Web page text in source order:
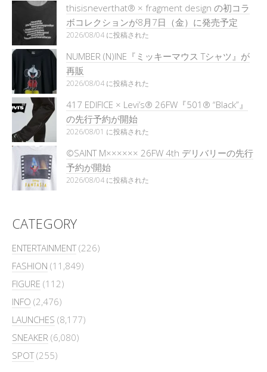
thisisneverthat® × fragment design の初コラ
ボコレクションが8月7日（金）に発売予定
2026/08/04 に投稿された
NUMBER (N)INE『ミッキーマウス Tシャツ』が
再販
2026/08/04 に投稿された
417 EDIFICE × Levi’s® 26FW『501®︎ “Black”』
の先行予約が開始
2026/08/01 に投稿された
©SAINT M×××××× 26FW 4th デリバリーの先行
予約が開始
2026/08/04 に投稿された
CATEGORY
ENTERTAINMENT(226)
FASHION (11,849)
FIGURE (112)
INFO (2,476)
LAUNCHES (8,177)
SNEAKER (6,080)
SPOT(255)